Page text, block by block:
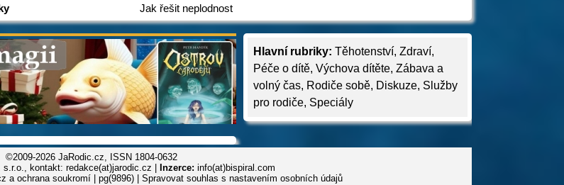
Jak řešit neplodnost
Hlavní rubriky: Těhotenství, Zdraví,
Péče o dítě, Výchova dítěte, Zábava a
volný čas, Rodiče sobě, Diskuze, Služby
pro rodiče, Speciály
©2009-2026 JaRodic.cz, ISSN 1804-0632
kontakt: redakce(at)jarodic.cz |
Inzerce: info(at)bispiral.com
a ochrana soukromí | pg(9896) | Spravovat souhlas s nastavením osobních údajů